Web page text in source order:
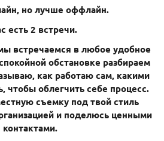
но лучше оффлайн.
есть 2 встречи.
встречаемся в любое удобное
обстановке разбираем
как работаю сам, какими
чтобы облегчить себе процесс.
съемку под твой стиль
и поделюсь ценными
контактами.